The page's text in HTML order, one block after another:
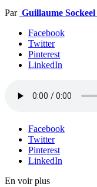
Par Guillaume Sockeel
Facebook
Twitter
Pinterest
LinkedIn
Facebook
Twitter
Pinterest
LinkedIn
En voir plus